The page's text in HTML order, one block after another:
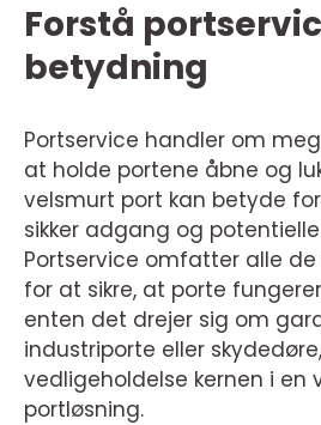
Forstå
betydning
Portservice handler om
at holde portene åbne og
velsmurt port kan betyde
sikker adgang og
Portservice omfatter alle
for at sikre, at porte
enten det drejer sig om
industriporte eller
vedligeholdelse kernen i en
portløsning.